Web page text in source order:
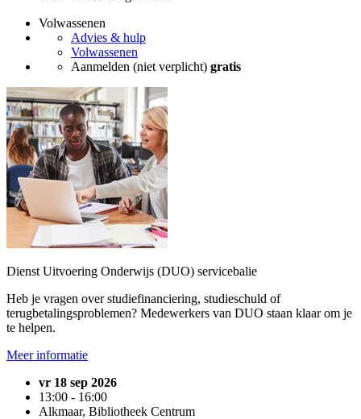
Volwassenen
Advies & hulp
Volwassenen
Aanmelden (niet verplicht) gratis
Dienst Uitvoering Onderwijs (DUO) servicebalie
Heb je vragen over studiefinanciering, studieschuld of
terugbetalingsproblemen? Medewerkers van DUO staan klaar om je
te helpen.
Meer informatie
vr 18 sep 2026
13:00 - 16:00
Alkmaar, Bibliotheek Centrum